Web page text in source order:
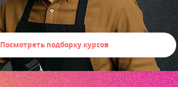
Посмотреть подборку курсов